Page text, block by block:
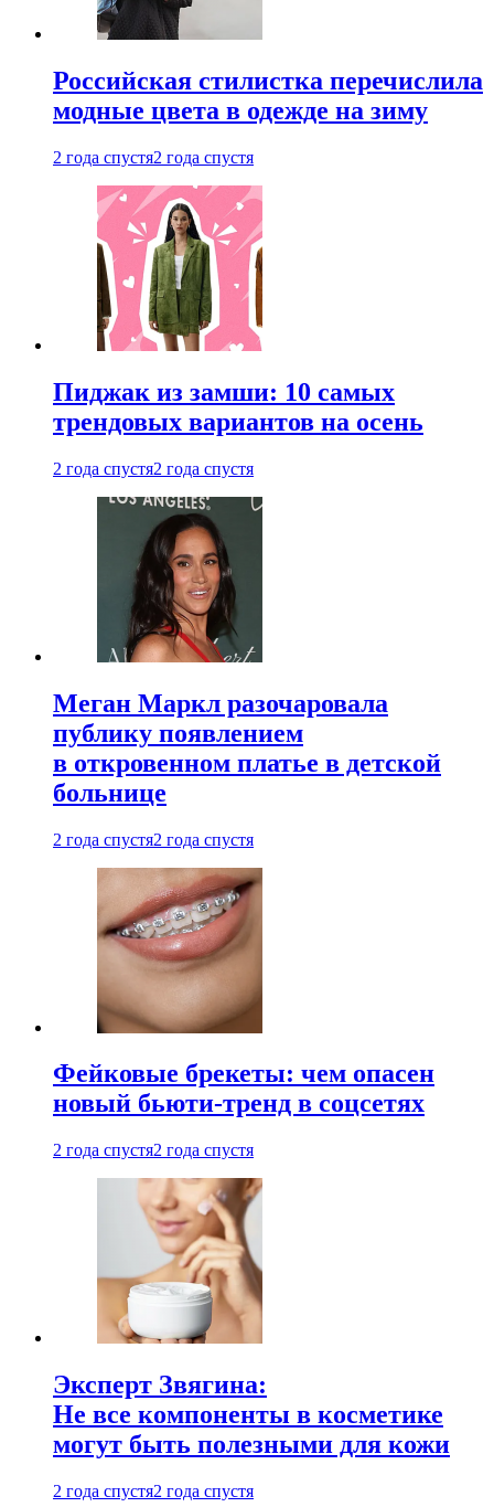
Российская стилистка перечислила
модные цвета в одежде на зиму
2 года спустя2 года спустя
Пиджак из замши: 10 самых
трендовых вариантов на осень
2 года спустя2 года спустя
Меган Маркл разочаровала
публику появлением
в откровенном платье в детской
больнице
2 года спустя2 года спустя
Фейковые брекеты: чем опасен
новый бьюти-тренд в соцсетях
2 года спустя2 года спустя
Эксперт Звягина:
Не все компоненты в косметике
могут быть полезными для кожи
2 года спустя2 года спустя